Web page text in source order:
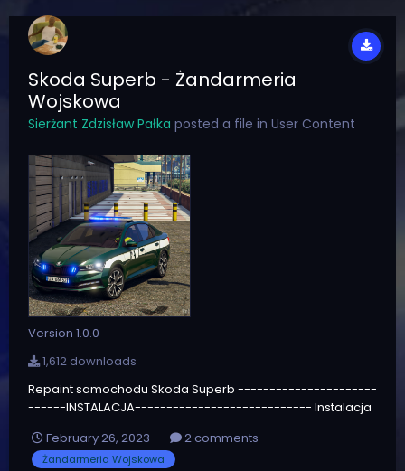
Skoda Superb - Żandarmeria
Wojskowa
Sierżant Zdzisław Pałka posted a file in User Content
Version 1.0.0
1,612 downloads
Repaint samochodu Skoda Superb ----------------------
------INSTALACJA---------------------------- Instalacja
Należy podmienić pliki police2.ytd oraz police2.xml W
paczce opcjonalnie znajduje się plik konfiguracji ELS. Do
February 26, 2023 2 comments
Żandarmeria Wojskowa